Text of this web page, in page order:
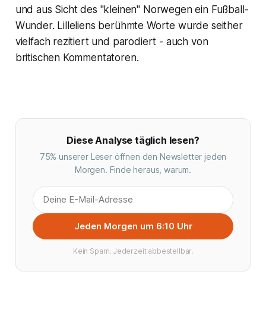
und aus Sicht des "kleinen" Norwegen ein Fußball-
Wunder. Lilleliens berühmte Worte wurde seither
vielfach rezitiert und parodiert - auch von
britischen Kommentatoren.
Diese Analyse täglich lesen?
75% unserer Leser öffnen den Newsletter jeden
Morgen. Finde heraus, warum.
Jeden Morgen um 6:10 Uhr
Kein Spam. Jederzeit abbestellbar.